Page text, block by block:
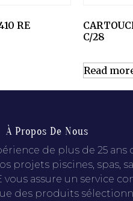
RE
C/28
Read
À Propos De Nous
de plus de 25 ans
projets piscines, spas,
vous assure un service
des produits